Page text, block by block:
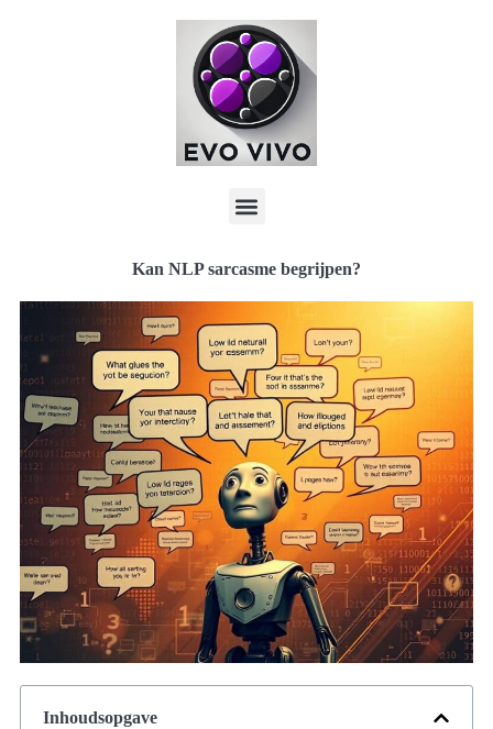
Kan NLP sarcasme begrijpen?
Inhoudsopgave